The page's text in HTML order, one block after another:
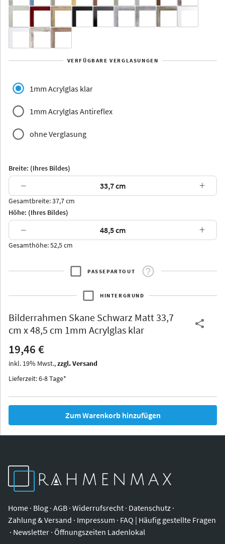
Yukon
Jersey Dauphine
Arran Luzern
Thurgau
Iowa
VERFÜGBARE VERGLASUNGEN
1mm Acrylglas klar
1mm Acrylglas Antireflex
ohne Verglasung
Breite: (Ihres Bildes)
− +
Gesamtbreite: 37,7 cm
Höhe: (Ihres Bildes)
− +
Gesamthöhe: 52,5 cm
PASSEPARTOUT
HINTERGRUND
Bilderrahmen Skane Schwarz Matt 33,7
cm x 48,5 cm 1mm Acrylglas klar
19,46 €
inkl. 19% Mwst.,zzgl. Versand
Lieferzeit: 6-8 Tage*
Zum Warenkorb hinzufügen
Home · Blog · AGB · Widerrufsrecht · Datenschutz ·
Zahlung & Versand · Impressum · FAQ | Häufig gestellte Fragen
· Newsletter · Öffnungszeiten Ladenlokal